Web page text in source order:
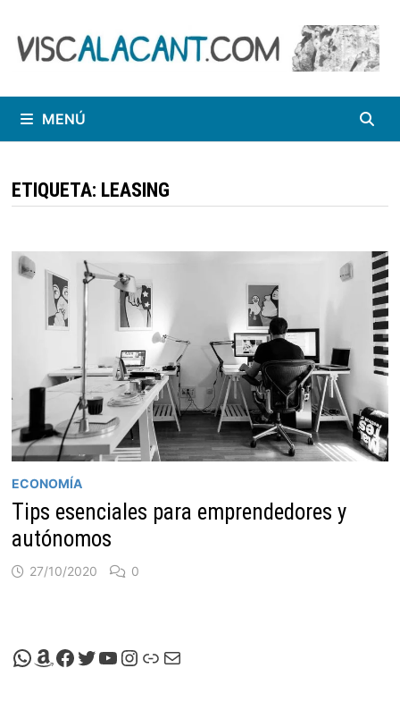
contenido
MENÚ
ETIQUETA: LEASING
ECONOMÍA
Tips esenciales para emprendedores y
autónomos
27/10/2020 0
Canal de Whatsapp de Viscalacant
Comprar en Amazon
Facebook de Viscalacant
Twitter de Viscalacant
Canal de Youtube de Viscalacant
Instagram de Viscalacant
Viscalacant en Polkaverse
Correo electrónico